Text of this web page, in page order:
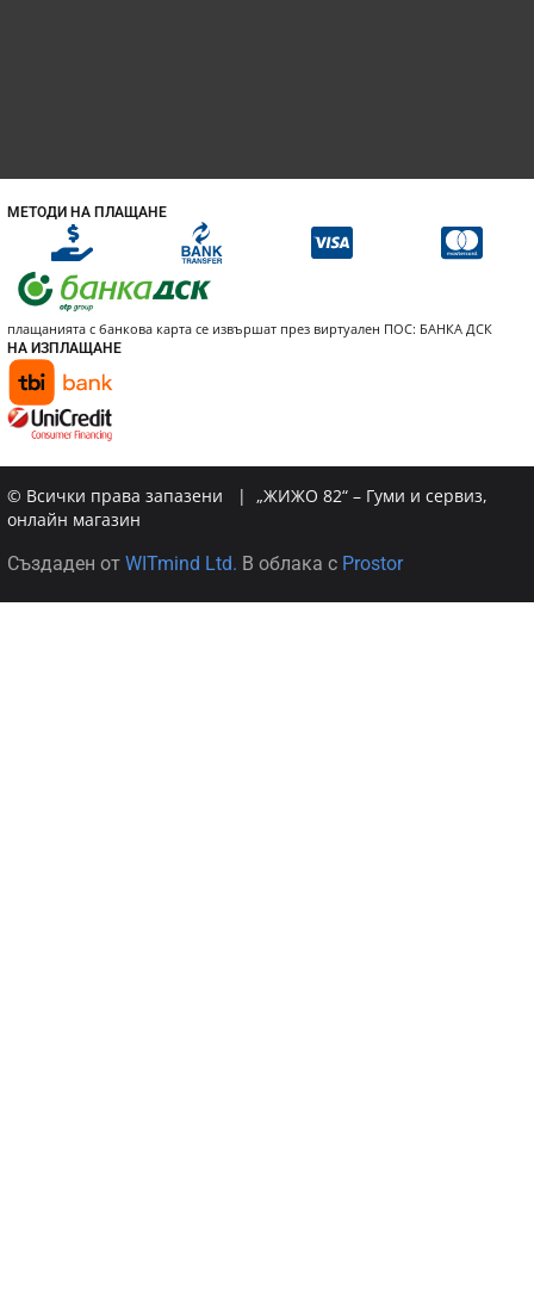
МЕТОДИ НА ПЛАЩАНЕ
плащанията с банкова карта се извършат през виртуален ПОС: БАНКА ДСК
НА ИЗПЛАЩАНЕ
© Всички права запазени | „ЖИЖО 82“ – Гуми и сервиз,
онлайн магазин
Създаден от WITmind Ltd. В облака с Prostor